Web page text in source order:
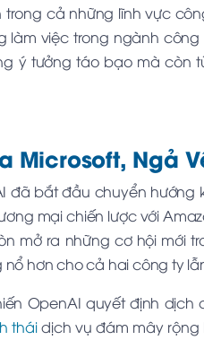
cả những lĩnh vực
làm việc trong ngành
ý tưởng táo bạo mà còn
Microsoft, Ngả
đã bắt đầu chuyển hướng
mại chiến lược với
mở ra những cơ hội mới
hơn cho cả hai công ty
OpenAI quyết định dịch
tháidịch vụ đám mây rộng